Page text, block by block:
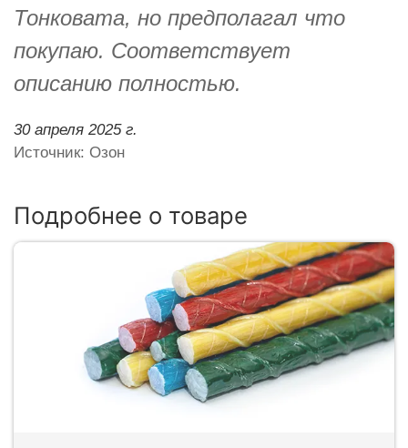
Тонковата, но предполагал что
покупаю. Соответствует
описанию полностью.
30 апреля 2025 г.
Источник: Озон
Подробнее о товаре